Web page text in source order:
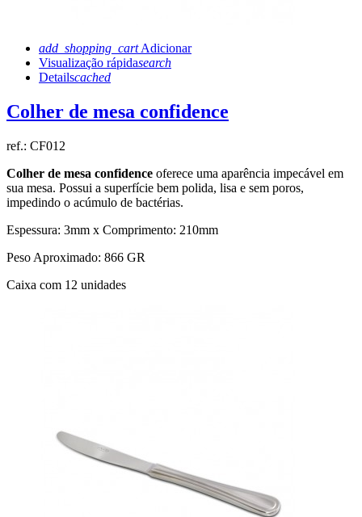
add_shopping_cart Adicionar
Visualização rápidasearch
Detailscached
Colher de mesa confidence
ref.: CF012
Colher de mesa confidence oferece uma aparência impecável em
sua mesa. Possui a superfície bem polida, lisa e sem poros,
impedindo o acúmulo de bactérias.
Espessura: 3mm x Comprimento: 210mm
Peso Aproximado: 866 GR
Caixa com 12 unidades